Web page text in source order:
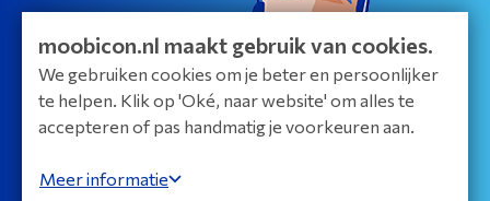
moobicon.nl maakt gebruik van cookies.
We gebruiken cookies om je beter en persoonlijker
te helpen. Klik op 'Oké, naar website' om alles te
accepteren of pas handmatig je voorkeuren aan.
Meer informatie